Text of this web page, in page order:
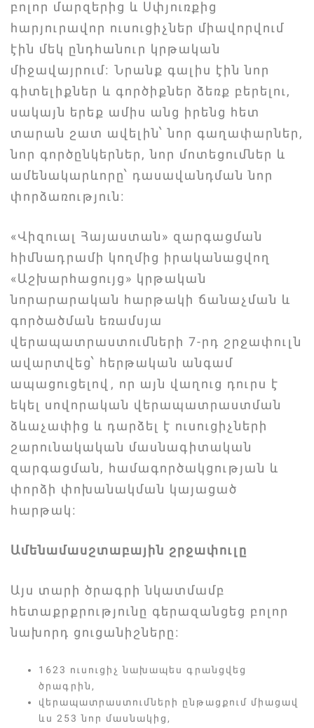
բոլոր մարզերից և Սփյուռքից
հարյուրավոր ուսուցիչներ միավորվում
էին մեկ ընդհանուր կրթական
միջավայրում։ Նրանք գալիս էին նոր
գիտելիքներ և գործիքներ ձեռք բերելու,
սակայն երեք ամիս անց իրենց հետ
տարան շատ ավելին՝ նոր գաղափարներ,
նոր գործընկերներ, նոր մոտեցումներ և
ամենակարևորը՝ դասավանդման նոր
փորձառություն։
«Վիզուալ Հայաստան» զարգացման
հիմնադրամի կողմից իրականացվող
«Աշխարհացույց» կրթական
նորարարական հարթակի ճանաչման և
գործածման եռամսյա
վերապատրաստումների 7-րդ շրջափուլն
ավարտվեց՝ հերթական անգամ
ապացուցելով, որ այն վաղուց դուրս է
եկել սովորական վերապատրաստման
ձևաչափից և դարձել է ուսուցիչների
շարունակական մասնագիտական
զարգացման, համագործակցության և
փորձի փոխանակման կայացած
հարթակ։
Ամենամասշտաբային շրջափուլը
Այս տարի ծրագրի նկատմամբ
հետաքրքրությունը գերազանցեց բոլոր
նախորդ ցուցանիշները։
1623 ուսուցիչ նախապես գրանցվեց
ծրագրին,
վերապատրաստումների ընթացքում միացավ
ևս 253 նոր մասնակից,